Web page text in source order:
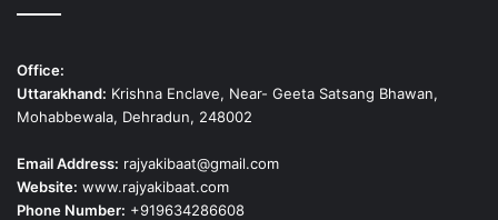
Office:
Uttarakhand: Krishna Enclave, Near- Geeta Satsang Bhawan,
Mohabbewala, Dehradun, 248002
Email Address: rajyakibaat@gmail.com
Website: www.rajyakibaat.com
Phone Number: +919634286608